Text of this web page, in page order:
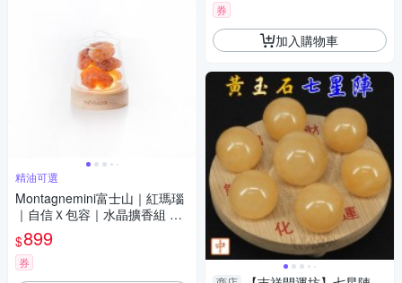
精油可選
Montagnemini富士山｜紅瑪瑙
｜自信Ｘ包容｜水晶擴香組 精
油可選
$899
券
券
加入購物車